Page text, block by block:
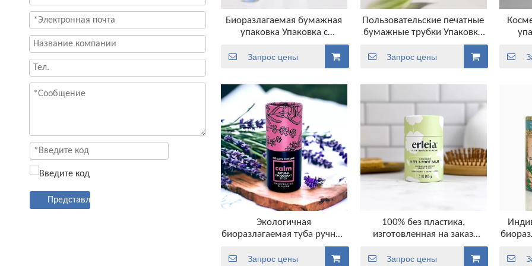
Представлять на рассмотрение
Биоразлагаемая бумажная
упаковка Упаковка с
Запрос цены
Пользовательские печатные
бумажные трубки Упаковка
Запрос цены
Экологичная
биоразлагаемая туба ручной
работы, бумажная туба пуш-
ап для дезодоранта и
Запрос цены
100% без пластика,
изготовленная на заказ
бумажная туба, упаковка,
биоразлагаемый картон,
Запрос цены
для